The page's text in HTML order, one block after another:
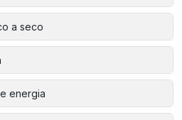
a seco
energia